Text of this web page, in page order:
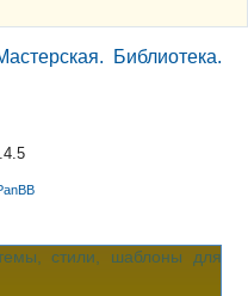
Библиотека.